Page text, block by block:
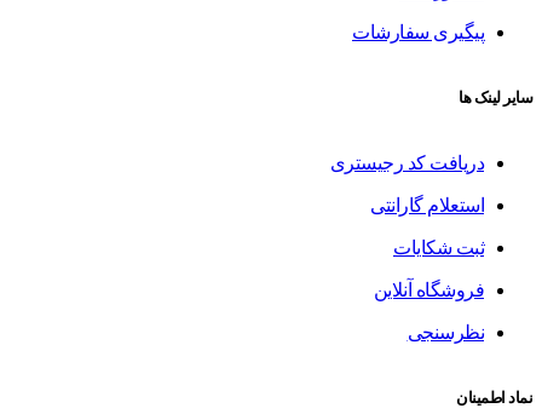
پیگیری سفارشات
سایر لینک ها
دریافت کد رجیستری
استعلام گارانتی
ثبت شکایات
فروشگاه آنلاین
نظرسنجی
نماد اطمینان